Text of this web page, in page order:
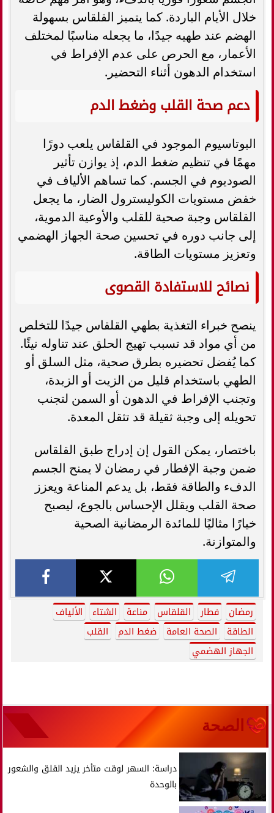
خلال الأيام الباردة. كما يتميز القلقاس بسهولة
الهضم عند طهيه جيدًا، ما يجعله مناسبًا لمختلف
الأعمار، مع الحرص على عدم الإفراط في
استخدام الدهون أثناء التحضير.
دعم صحة القلب وضغط الدم
البوتاسيوم الموجود في القلقاس يلعب دورًا
مهمًا في تنظيم ضغط الدم، إذ يوازن تأثير
الصوديوم في الجسم. كما تساهم الألياف في
خفض مستويات الكوليسترول الضار، ما يجعل
القلقاس وجبة صحية للقلب والأوعية الدموية،
إلى جانب دوره في تحسين صحة الجهاز الهضمي
وتعزيز مستويات الطاقة.
نصائح للاستفادة القصوى
ينصح خبراء التغذية بطهي القلقاس جيدًا للتخلص
من أي مواد قد تسبب تهيج الحلق عند تناوله نيئًا.
كما يُفضل تحضيره بطرق صحية، مثل السلق أو
الطهي باستخدام قليل من الزيت أو الزبدة،
وتجنب الإفراط في الدهون أو السمن لتجنب
تحويله إلى وجبة ثقيلة قد تثقل المعدة.
باختصار، يمكن القول إن إدراج طبق القلقاس
ضمن وجبة الإفطار في رمضان لا يمنح الجسم
الدفء والطاقة فقط، بل يدعم المناعة ويعزز
صحة القلب ويقلل الإحساس بالجوع، ليصبح
خيارًا مثاليًا للمائدة الرمضانية الصحية
والمتوازنة.
رمضان فطار القلقاس مناعة الشتاء
الألياف
الطاقة
الصحة العامة ضغط الدم
القلب
الجهاز الهضمي
الصحة
دراسة: السهر لوقت متأخر يزيد القلق والشعور
بالوحدة